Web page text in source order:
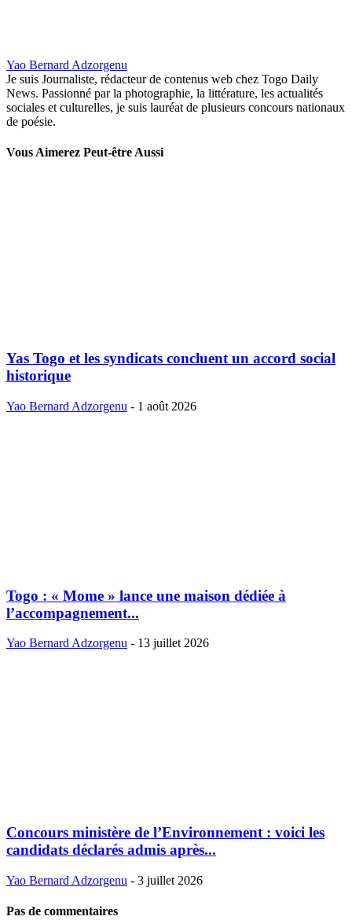
Yao Bernard Adzorgenu
Je suis Journaliste, rédacteur de contenus web chez Togo Daily
News. Passionné par la photographie, la littérature, les actualités
sociales et culturelles, je suis lauréat de plusieurs concours nationaux
de poésie.
Vous Aimerez Peut-être Aussi
Yas Togo et les syndicats concluent un accord social
historique
Yao Bernard Adzorgenu - 1 août 2026
Togo : « Mome » lance une maison dédiée à
l’accompagnement...
Yao Bernard Adzorgenu - 13 juillet 2026
Concours ministère de l’Environnement : voici les
candidats déclarés admis après...
Yao Bernard Adzorgenu - 3 juillet 2026
Pas de commentaires